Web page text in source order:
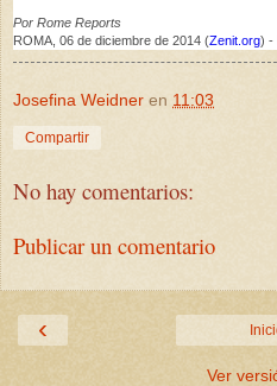
Por Rome Reports
ROMA, 06 de diciembre de 2014 (Zenit.org) -
Josefina Weidner en 11:03
Compartir
No hay comentarios:
Publicar un comentario
‹
Ver